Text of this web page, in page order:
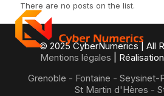
There are no posts on the list.
© 2025 CyberNumerics | All
Mentions légales | Réalisation
Grenoble - Fontaine - Seysinet-
St Martin d'Hères -